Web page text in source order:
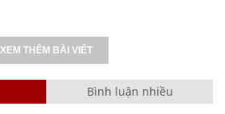
XEM THÊM BÀI VIẾT
Bình luận nhiều